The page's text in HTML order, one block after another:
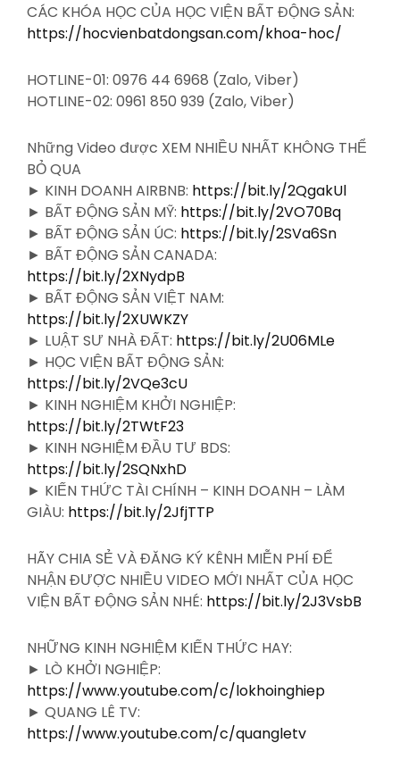
CÁC KHÓA HỌC CỦA HỌC VIỆN BẤT ĐỘNG SẢN:
https://hocvienbatdongsan.com/khoa-hoc/
HOTLINE-01: 0976 44 6968 (Zalo, Viber)
HOTLINE-02: 0961 850 939 (Zalo, Viber)
Những Video được XEM NHIỀU NHẤT KHÔNG THỂ
BỎ QUA
► KINH DOANH AIRBNB: https://bit.ly/2QgakUl
► BẤT ĐỘNG SẢN MỸ: https://bit.ly/2VO70Bq
► BẤT ĐỘNG SẢN ÚC: https://bit.ly/2SVa6Sn
► BẤT ĐỘNG SẢN CANADA:
https://bit.ly/2XNydpB
► BẤT ĐỘNG SẢN VIỆT NAM:
https://bit.ly/2XUWKZY
► LUẬT SƯ NHÀ ĐẤT: https://bit.ly/2U06MLe
► HỌC VIỆN BẤT ĐỘNG SẢN:
https://bit.ly/2VQe3cU
► KINH NGHIỆM KHỞI NGHIỆP:
https://bit.ly/2TWtF23
► KINH NGHIỆM ĐẦU TƯ BDS:
https://bit.ly/2SQNxhD
► KIẾN THỨC TÀI CHÍNH – KINH DOANH – LÀM
GIÀU: https://bit.ly/2JfjTTP
HÃY CHIA SẺ VÀ ĐĂNG KÝ KÊNH MIỄN PHÍ ĐỂ
NHẬN ĐƯỢC NHIỀU VIDEO MỚI NHẤT CỦA HỌC
VIỆN BẤT ĐỘNG SẢN NHÉ: https://bit.ly/2J3VsbB
NHỮNG KINH NGHIỆM KIẾN THỨC HAY:
► LÒ KHỞI NGHIỆP:
https://www.youtube.com/c/lokhoinghiep
► QUANG LÊ TV:
https://www.youtube.com/c/quangletv